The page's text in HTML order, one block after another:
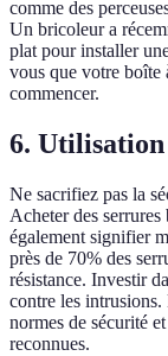
comme des
Un bricoleur a
plat pour installer
vous que votre boîte
commencer.
6.
Ne sacrifiez pas la
Acheter des
également signifier
près de 70% des
résistance. Investir
contre les intrusions.
normes de sécurité
reconnues.